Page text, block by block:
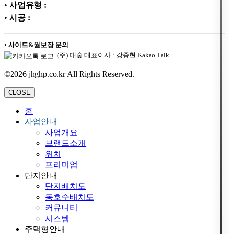
• 사업유형 :
• 시공 :
• 사이드&월보장 문의
(주) 대숲 대표이사 : 강종현 Kakao Talk
©2026 jhghp.co.kr All Rights Reserved.
CLOSE
홈
사업안내
사업개요
브랜드소개
위치
프리미엄
단지안내
단지배치도
동호수배치도
커뮤니티
시스템
주택형안내